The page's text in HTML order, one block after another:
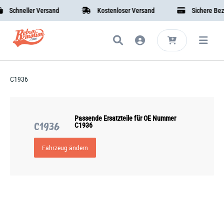
Schneller Versand Kostenloser Versand Sichere
C1936
C1936
Passende Ersatzteile für OE Nummer
C1936
Fahrzeug ändern